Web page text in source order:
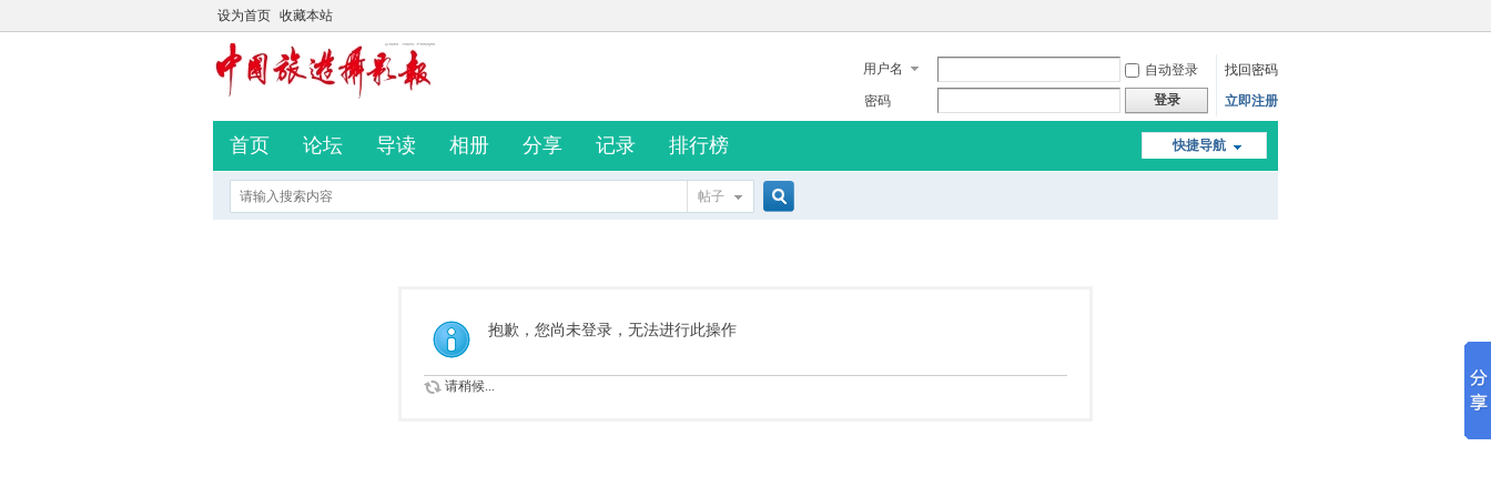
设为首页 收藏本站
用户名 自动登录
找回密码
密码
登录 立即注册
快捷导航
首页 论坛 导读 相册 分享 记录 排行榜
帖子
抱歉，您尚未登录，无法进行此操作
请稍候...